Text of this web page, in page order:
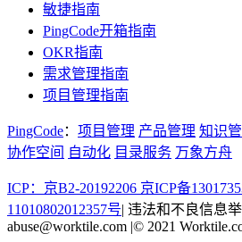
敏捷指南
PingCode开箱指南
OKR指南
需求管理指南
项目管理指南
PingCode： 项目管理 产品管理 知识
协作空间 自动化 目录服务 万象方舟
ICP：京B2-20192206 京ICP备
11010802012357号| 违法和不良信息
abuse@worktile.com |© 2021